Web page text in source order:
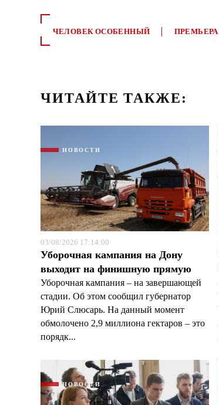
ЧЕЛОВЕК ОСОБЕННЫЙ ПРЕМЬЕРА
ЧИТАЙТЕ ТАКЖЕ:
НОВОСТИ
03/08/2026 17:14:00
Уборочная кампания на Дону
выходит на финишную прямую
Уборочная кампания – на завершающей
стадии. Об этом сообщил губернатор
Юрий Слюсарь. На данный момент
обмолочено 2,9 миллиона гектаров – это
порядк...
НОВОСТИ